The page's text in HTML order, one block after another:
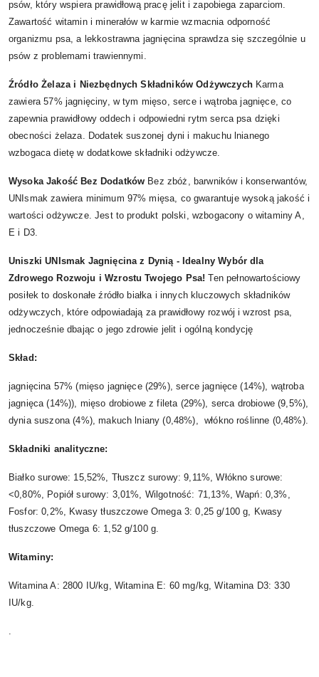
psów, który wspiera prawidłową pracę jelit i zapobiega zaparciom.
Zawartość witamin i minerałów w karmie wzmacnia odporność
organizmu psa, a lekkostrawna jagnięcina sprawdza się szczególnie u
psów z problemami trawiennymi.
Źródło Żelaza i Niezbędnych Składników OdżywczychKarma
zawiera 57% jagnięciny, w tym mięso, serce i wątroba jagnięce, co
zapewnia prawidłowy oddech i odpowiedni rytm serca psa dzięki
obecności żelaza. Dodatek suszonej dyni i makuchu lnianego
wzbogaca dietę w dodatkowe składniki odżywcze.
Wysoka Jakość Bez Dodatków Bez zbóż, barwników i konserwantów,
UNIsmak zawiera minimum 97% mięsa, co gwarantuje wysoką jakość i
wartości odżywcze. Jest to produkt polski, wzbogacony o witaminy A,
E i D3.
Uniszki UNIsmak Jagnięcina z Dynią - Idealny Wybór dla
Zdrowego Rozwoju i Wzrostu Twojego Psa! Ten pełnowartościowy
posiłek to doskonałe źródło białka i innych kluczowych składników
odżywczych, które odpowiadają za prawidłowy rozwój i wzrost psa,
jednocześnie dbając o jego zdrowie jelit i ogólną kondycję
Skład:
jagnięcina 57% (mięso jagnięce (29%), serce jagnięce (14%), wątroba
jagnięca (14%)), mięso drobiowe z fileta (29%), serca drobiowe (9,5%),
dynia suszona (4%), makuch lniany (0,48%), włókno roślinne (0,48%).
Składniki analityczne:
Białko surowe: 15,52%, Tłuszcz surowy: 9,11%, Włókno surowe:
<0,80%, Popiół surowy: 3,01%, Wilgotność: 71,13%, Wapń: 0,3%,
Fosfor: 0,2%, Kwasy tłuszczowe Omega 3: 0,25 g/100 g, Kwasy
tłuszczowe Omega 6: 1,52 g/100 g.
Witaminy:
Witamina A: 2800 IU/kg, Witamina E: 60 mg/kg, Witamina D3: 330
IU/kg.
.